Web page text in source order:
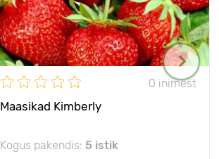
0 inimest
Maasikad Kimberly
Kogus pakendis: 5 istik